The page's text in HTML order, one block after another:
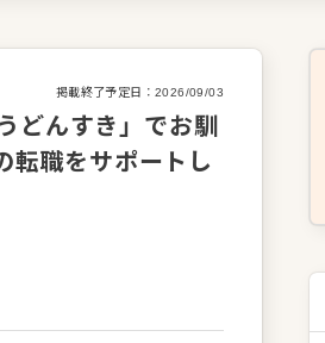
掲載終了予定日： 2026/09/03
どんすき」でお馴
転職をサポートし